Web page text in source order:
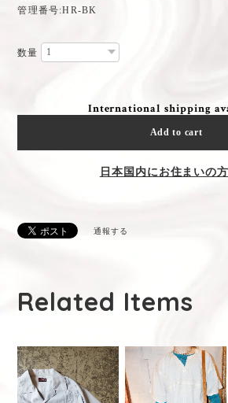
管理番号:HR-BK
数量
International shipping
Add to cart
日本国内にお住まいの
通報する
Related Items